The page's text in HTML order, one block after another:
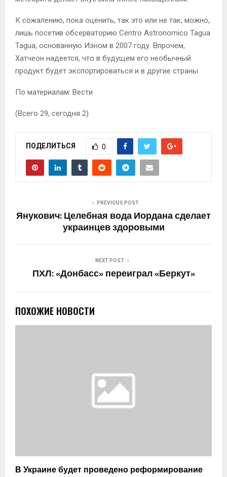
К сожалению, пока оценить, так это или не так, можно,
лишь посетив обсерваторию Centro Astronomico Tagua
Tagua, основанную Иэном в 2007 году. Впрочем,
Хатчеон надеется, что в будущем его необычный
продукт будет экспортироваться и в другие страны.
По материалам: Вести
(Всего 29, сегодня 2)
ПОДЕЛИТЬСЯ 0
PREVIOUS POST
Янукович: Целебная вода Иордана сделает
украинцев здоровыми
NEXT POST
ПХЛ: «Донбасс» переиграл «Беркут»
ПОХОЖИЕ НОВОСТИ
В Украине будет проведено реформирование